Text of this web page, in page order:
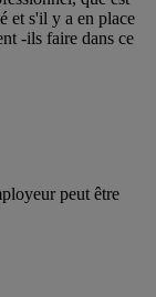
et s'il y a en place
-ils faire dans ce
peut être